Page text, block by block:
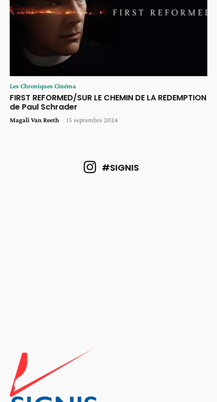
Les Chroniques Cinéma
FIRST REFORMED/SUR LE CHEMIN DE LA REDEMPTION
de Paul Schrader
Magali Van Reeth - 15 septembre 2024
#SIGNIS